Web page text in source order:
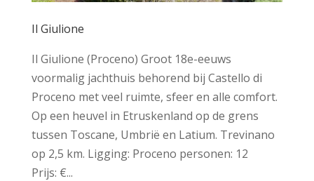
Il Giulione
Il Giulione (Proceno) Groot 18e-eeuws
voormalig jachthuis behorend bij Castello di
Proceno met veel ruimte, sfeer en alle comfort.
Op een heuvel in Etruskenland op de grens
tussen Toscane, Umbrië en Latium. Trevinano
op 2,5 km. Ligging: Proceno personen: 12
Prijs: €...